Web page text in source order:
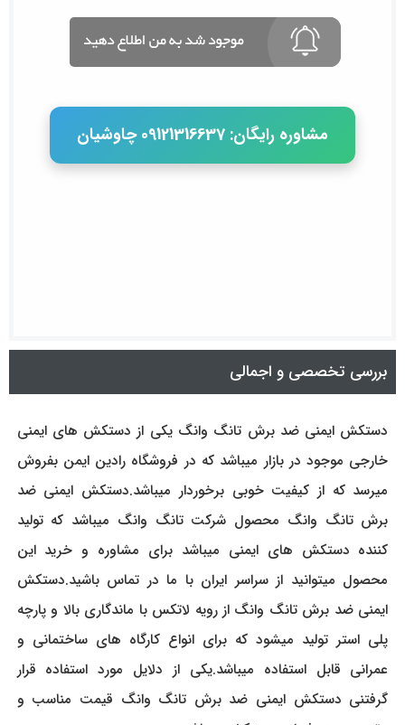
مشاوره رایگان: 09121316637 چاوشیان
بررسی تخصصی و اجمالی
دستکش ایمنی ضد برش تانگ وانگ یکی از دستکش های ایمنی
خارجی موجود در بازار میباشد که در فروشگاه رادین ایمن بفروش
میرسد که از کیفیت خوبی برخوردار میباشد.دستکش ایمنی ضد
برش تانگ وانگ محصول شرکت تانگ وانگ میباشد که تولید
کننده دستکش های ایمنی میباشد برای مشاوره و خرید این
محصول میتوانید از سراسر ایران با ما در تماس باشید.دستکش
ایمنی ضد برش تانگ وانگ از رویه لاتکس با ماندگاری بالا و پارچه
پلی استر تولید میشود که برای انواع کارگاه های ساختمانی و
عمرانی قابل استفاده میباشد.یکی از دلایل مورد استفاده قرار
گرفتنی دستکش ایمنی ضد برش تانگ وانگ قیمت مناسب و